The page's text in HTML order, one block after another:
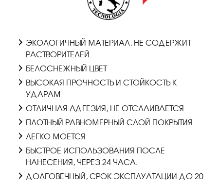
ЭКОЛОГИЧНЫЙ МАТЕРИАЛ, НЕ СОДЕРЖИТ
РАСТВОРИТЕЛЕЙ
БЕЛОСНЕЖНЫЙ ЦВЕТ
ВЫСОКАЯ ПРОЧНОСТЬ И СТОЙКОСТЬ К
УДАРАМ
ОТЛИЧНАЯ АДГЕЗИЯ, НЕ ОТСЛАИВАЕТСЯ
ПЛОТНЫЙ РАВНОМЕРНЫЙ СЛОЙ ПОКРЫТИЯ
ЛЕГКО МОЕТСЯ
БЫСТРОЕ ИСПОЛЬЗОВАНИЯ ПОСЛЕ
НАНЕСЕНИЯ, ЧЕРЕЗ 24 ЧАСА.
ДОЛГОВЕЧНЫЙ, СРОК ЭКСПЛУАТАЦИИ ДО 20